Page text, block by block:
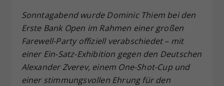
Sonntagabend wurde Dominic Thiem bei den
Erste Bank Open im Rahmen einer großen
Farewell-Party offiziell verabschiedet – mit
einer Ein-Satz-Exhibition gegen den Deutschen
Alexander Zverev, einem One-Shot-Cup und
einer stimmungsvollen Ehrung für den
Zweck
Dieser Wert speichert Ihre Consent-
Einstellungen. Unter anderem eine
zufällig generierte ID, für die
historische Speicherung Ihrer
vorgenommen Einstellungen, falls der
Webseiten-Betreiber dies eingestellt
hat.